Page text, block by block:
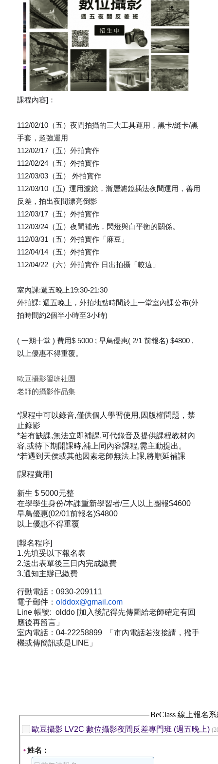
課程內容]：
112/02/10（五）夜間拍攝的三大工具運用，黑卡/縫卡/黑
手套，超強運用
112/02/17（五）外拍實作
112/02/24（五）外拍實作
112/03/03（五） 外拍實作
112/03/10（五) 運用濾鏡，漸層濾鏡插法夜間運用，善用
反差，拍出夜間漂亮倒影
112/03/17（五）外拍實作
112/03/24（五）夜間補光，閃燈與白平衡的關係。
112/03/31（五）外拍實作「麻豆」
112/04/14（五）外拍實作
112/04/22（六）外拍實作 日出拍攝「較遠」
室內課:週五晚上19:30-21:30
外拍課: 週五晚上，外拍地點時間於上一堂室內課公布(外
拍時間約2個半小時至3小時)
( 一期十堂 ) 費用$ 5000 ; 早鳥優惠( 2/1 前報名) $4800 ,
以上優惠不得重覆。
歐豆攝影習班社團
老師的攝影作品集
*課程中可以錄音,僅供個人學習使用,因版權問題，禁
止錄影
*若有缺課,無法立即補課,可代錄音及提供課程教材內
容,或待下期開課時,補上同內容課程,需主動提出。
*若遇到天侯或其他因素老師無法上課,將順延補課
[課程費用]
新生 $ 5000元整
在學學生身份/本課重新學習者/三人以上團報$4600
早鳥優惠(02/01前報名)$4800
以上優惠不得重覆
[報名程序]
1.先填妥以下報名表
2.送出表單後三日內完成繳費
3.通知主辦已繳費
行動電話：0930-209111
電子郵件： olddox@gmail.com
Line 帳號: olddo [加入後記得先傳圖給老師確定有回
應後再留言」
室內電話：04-22258899 「市內電話若沒接請，撥手
機或傳簡訊或是LINE」